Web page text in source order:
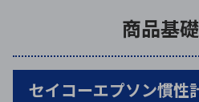
商品基
セイコーエプソン慣